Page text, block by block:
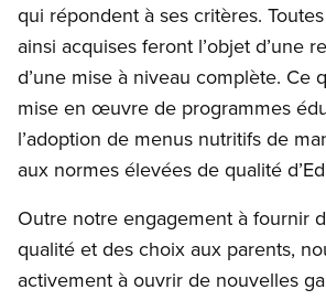
qui répondent à ses critères.
ainsi acquises feront l’objet d’une
d’une mise à niveau complète. Ce
mise en œuvre de programmes
l’adoption de menus nutritifs de
aux normes élevées de qualité
Outre notre engagement à fournir
qualité et des choix aux parents,
activement à ouvrir de nouvelles